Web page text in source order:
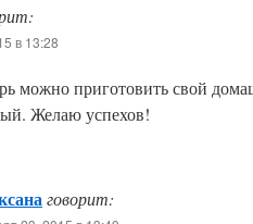
в 13:28
можно приготовить свой
Желаю успехов!
говорит: